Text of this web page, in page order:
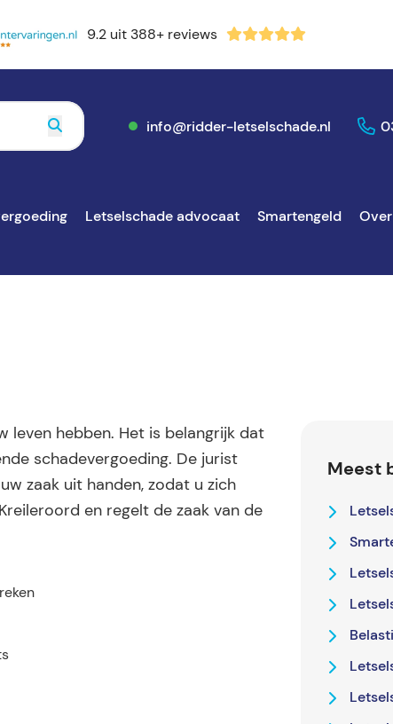
9.2 uit 388+ reviews
info@ridder-letselschade.nl
Letselschade advocaat Smartengeld
leven hebben. Het is belangrijk dat
schadevergoeding. De jurist
zaak uit handen, zodat u zich
en regelt de zaak van de
Meest